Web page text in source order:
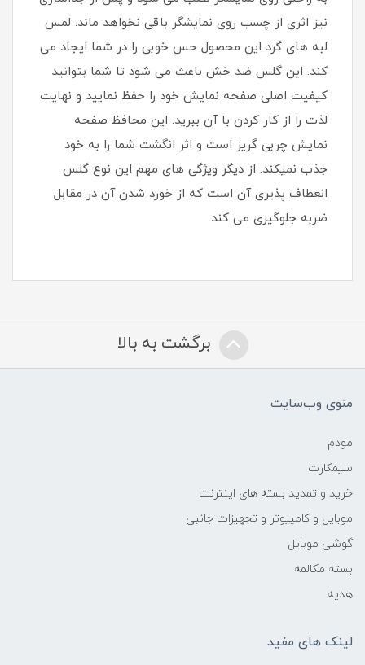
نیز اثری از چسب روی نمایشگر باقی نخواهد ماند. لمس
لبه های گرد این محصول حس خوبی را در شما ایجاد می
کند. این گلس ضد خش باعث می شود تا شما بتوانید
کیفیت اصلی صفحه نمایش خود را حفظ نمایید و نهایت
لذت را از کار کردن با آن ببرید. این محافظ صفحه
نمایش چربی گریز است و اثر انگشت شما را به خود
جذب نمیکند. از دیگر ویژگی های مهم این نوع گلس
انعطاف پذیری آن است که از خورد شدن آن در مقابل
ضربه جلوگیری می کند.
برگشت به بالا
منوی وب‌سایت
مودم
سیمکارت
خرید و تمدید بسته های اینترنت
موبایل و کامپیوتر و تجهیزات جانبی
گوشی موبایل
بسته مکالمه
هدیه
لینک های مفید